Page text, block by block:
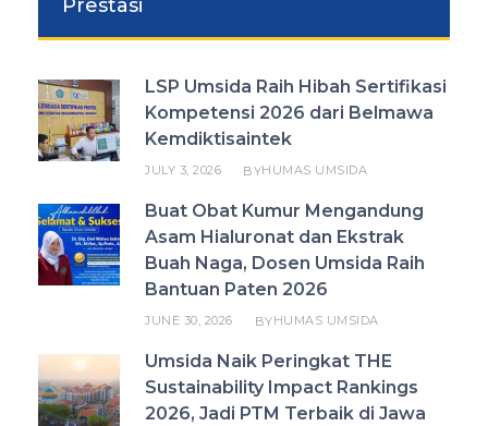
Prestasi
LSP Umsida Raih Hibah Sertifikasi
Kompetensi 2026 dari Belmawa
Kemdiktisaintek
JULY 3, 2026 BYHUMAS UMSIDA
Buat Obat Kumur Mengandung
Asam Hialuronat dan Ekstrak
Buah Naga, Dosen Umsida Raih
Bantuan Paten 2026
JUNE 30, 2026 BYHUMAS UMSIDA
Umsida Naik Peringkat THE
Sustainability Impact Rankings
2026, Jadi PTM Terbaik di Jawa